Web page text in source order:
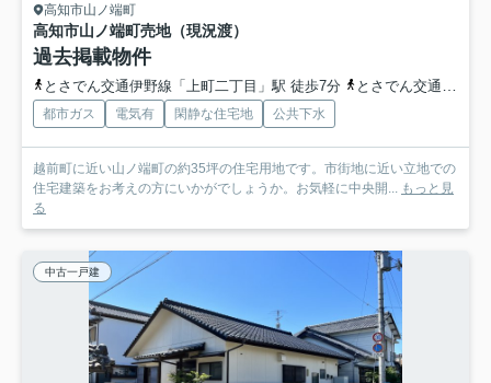
高知市山ノ端町
高知市山ノ端町売地（現況渡）
過去掲載物件
とさでん交通伊野線「上町二丁目」駅 徒歩7分 とさでん交通「新屋敷」バス停下車 徒歩2分
都市ガス 電気有 閑静な住宅地 公共下水
越前町に近い山ノ端町の約35坪の住宅用地です。市街地に近い立地での
住宅建築をお考えの方にいかがでしょうか。お気軽に中央開...
もっと見
る
中古一戸建